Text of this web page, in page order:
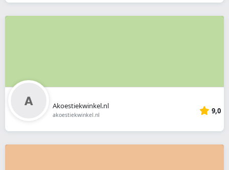
Akoestiekwinkel.nl
akoestiekwinkel.nl 9,0